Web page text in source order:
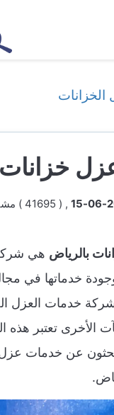
الخزانات
خزانات
, ( 41695 ) مشاهدة
بالرياض هي
خدماتها في
خدمات العزل
الأخرى تعتبر هذه
عن خدمات